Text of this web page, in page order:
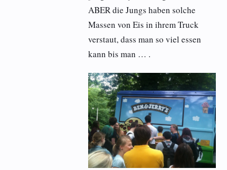
ABER die Jungs haben solche
Massen von Eis in ihrem Truck
verstaut, dass man so viel essen
kann bis man … .